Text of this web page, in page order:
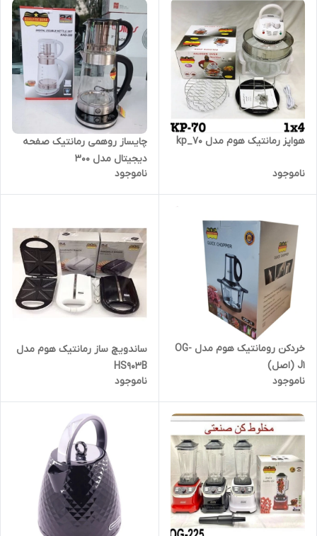
هواپز رمانتیک هوم مدل kp_70
ناموجود
چایساز روهمی رمانتیک صفحه
دیجیتال مدل 300
ناموجود
خردکن رومانتیک هوم مدل OG-
J1 (اصل)
ناموجود
ساندویچ ساز رمانتیک هوم مدل
HS903B
ناموجود